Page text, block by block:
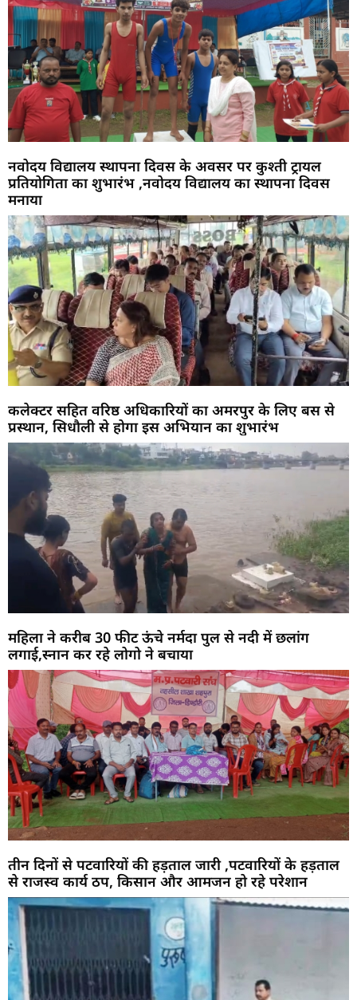
नवोदय विद्यालय स्थापना दिवस के अवसर पर कुश्ती ट्रायल
प्रतियोगिता का शुभारंभ ,नवोदय विद्यालय का स्थापना दिवस
मनाया
कलेक्टर सहित वरिष्ठ अधिकारियों का अमरपुर के लिए बस से
प्रस्थान, सिधौली से होगा इस अभियान का शुभारंभ
महिला ने करीब 30 फीट ऊंचे नर्मदा पुल से नदी में छलांग
लगाई,स्नान कर रहे लोगो ने बचाया
तीन दिनों से पटवारियों की हड़ताल जारी ,पटवारियों के हड़ताल
से राजस्व कार्य ठप, किसान और आमजन हो रहे परेशान